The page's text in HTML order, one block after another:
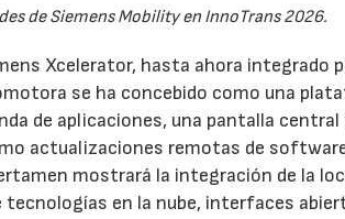
de Siemens Mobility en InnoTrans 2026.
Xcelerator, hasta ahora integrado
se ha concebido como una
de aplicaciones, una pantalla
actualizaciones remotas de
mostrará la integración de la
en la nube, interfaces